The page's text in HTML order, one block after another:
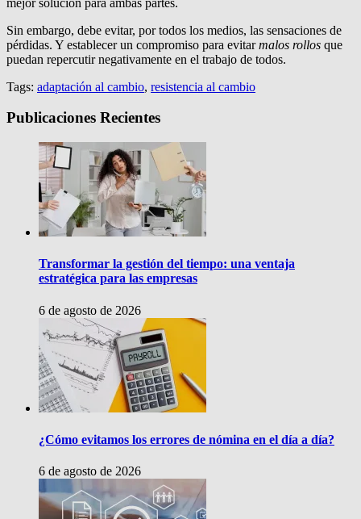
Sin embargo, debe evitar, por todos los medios, las sensaciones de
pérdidas. Y establecer un compromiso para evitarmalos rollos que
puedan repercutir negativamente en el trabajo de todos.
Tags: adaptación al cambio, resistencia al cambio
Publicaciones Recientes
Transformar la gestión del tiempo: una ventaja
estratégica para las empresas
6 de agosto de 2026
¿Cómo evitamos los errores de nómina en el día a día?
6 de agosto de 2026